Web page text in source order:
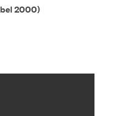
2000)